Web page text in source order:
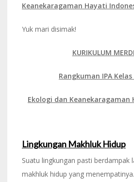
Keanekaragaman Hayati
Yuk mari disimak!
KURIKULUM
Rangkuman IPA Kelas
Ekologi dan Keanekaragaman
Lingkungan Makhluk Hidup
Suatu lingkungan pasti berdampak
makhluk hidup yang menempatinya.